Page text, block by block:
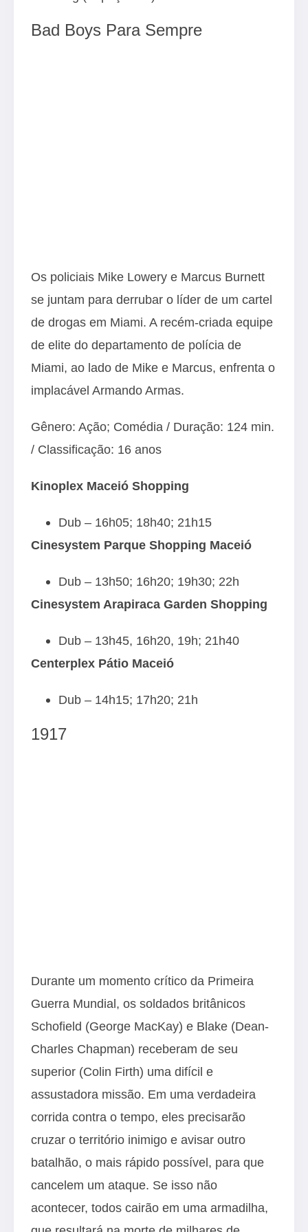
Bad Boys Para Sempre
Os policiais Mike Lowery e Marcus Burnett
se juntam para derrubar o líder de um cartel
de drogas em Miami. A recém-criada equipe
de elite do departamento de polícia de
Miami, ao lado de Mike e Marcus, enfrenta o
implacável Armando Armas.
Gênero: Ação; Comédia / Duração: 124 min.
/ Classificação: 16 anos
Kinoplex Maceió Shopping
Dub – 16h05; 18h40; 21h15
Cinesystem Parque Shopping Maceió
Dub – 13h50; 16h20; 19h30; 22h
Cinesystem Arapiraca Garden Shopping
Dub – 13h45, 16h20, 19h; 21h40
Centerplex Pátio Maceió
Dub – 14h15; 17h20; 21h
1917
Durante um momento crítico da Primeira
Guerra Mundial, os soldados britânicos
Schofield (George MacKay) e Blake (Dean-
Charles Chapman) receberam de seu
superior (Colin Firth) uma difícil e
assustadora missão. Em uma verdadeira
corrida contra o tempo, eles precisarão
cruzar o território inimigo e avisar outro
batalhão, o mais rápido possível, para que
cancelem um ataque. Se isso não
acontecer, todos cairão em uma armadilha,